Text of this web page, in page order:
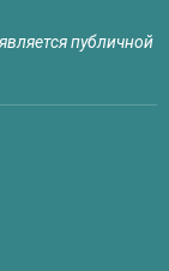
публичной